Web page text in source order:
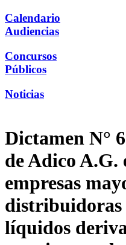
Calendario
Audiencias
Concursos
Públicos
Noticias
Dictamen N°
de Adico A.G.
empresas
distribuidoras
líquidos